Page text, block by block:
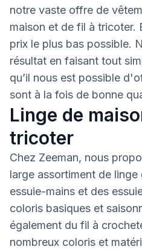
notre vaste offre de
maison et de fil à tricoter.
prix le plus bas possible.
résultat en faisant tout
qu’il nous est possible
sont à la fois de bonne
Linge de
tricoter
Chez Zeeman, nous
large assortiment de
essuie-mains et des
coloris basiques et
également du fil à
nombreux coloris et